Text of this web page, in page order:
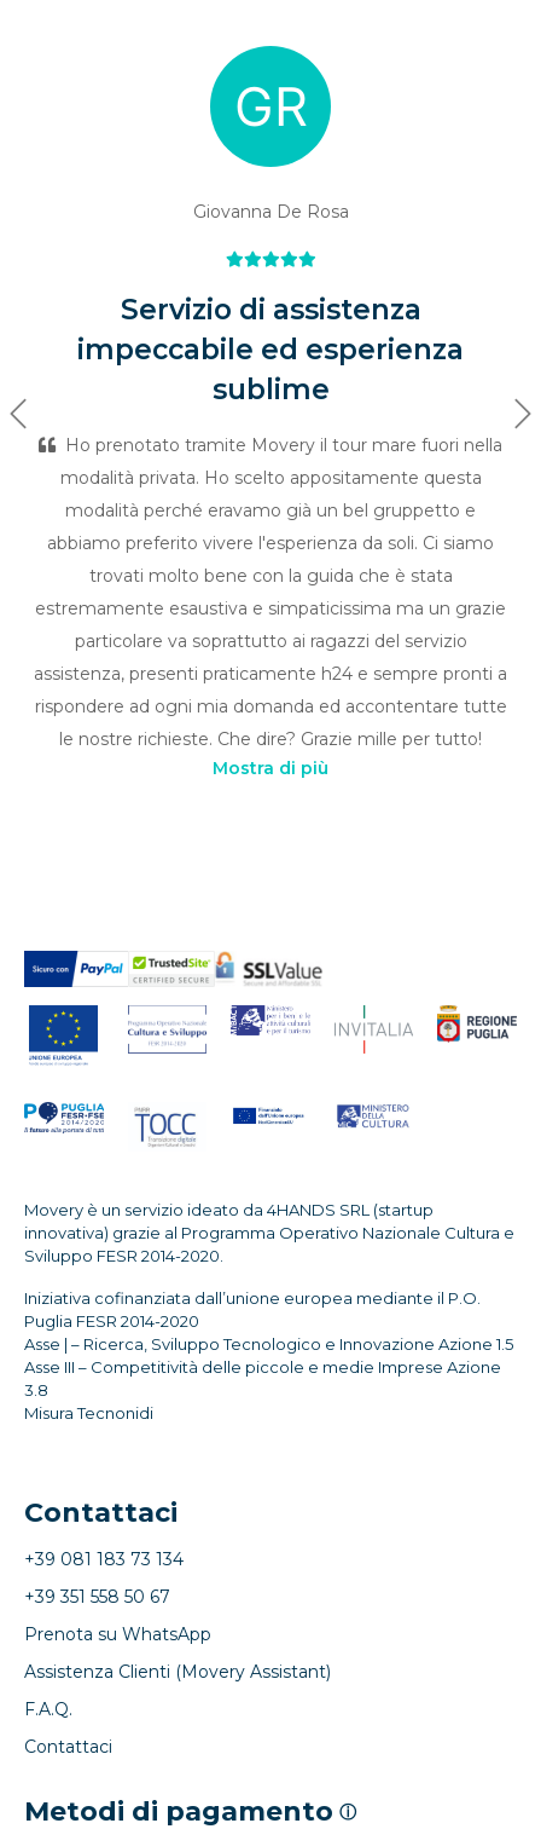
Giovanna De Rosa
Servizio di assistenza
impeccabile ed esperienza
sublime
Ho prenotato tramite Movery il tour mare fuori nella
modalità privata. Ho scelto appositamente questa
modalità perché eravamo già un bel gruppetto e
abbiamo preferito vivere l'esperienza da soli. Ci siamo
trovati molto bene con la guida che è stata
estremamente esaustiva e simpaticissima ma un grazie
particolare va soprattutto ai ragazzi del servizio
assistenza, presenti praticamente h24 e sempre pronti a
rispondere ad ogni mia domanda ed accontentare tutte
le nostre richieste. Che dire? Grazie mille per tutto!
Previous
Mostra di più
Movery è un servizio ideato da 4HANDS SRL (startup
innovativa) grazie al Programma Operativo Nazionale Cultura e
Sviluppo FESR 2014-2020.
Iniziativa cofinanziata dall’unione europea mediante il P.O.
Puglia FESR 2014-2020
Asse | – Ricerca, Sviluppo Tecnologico e Innovazione Azione 1.5
Asse III – Competitività delle piccole e medie Imprese Azione
3.8
Misura Tecnonidi
Contattaci
+39 081 183 73 134
+39 351 558 50 67
Prenota su WhatsApp
Assistenza Clienti (Movery Assistant)
F.A.Q.
Contattaci
Metodi di pagamento ⓘ